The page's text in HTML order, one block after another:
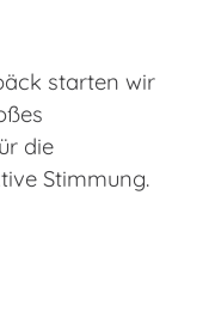
starten wir
die
Stimmung.